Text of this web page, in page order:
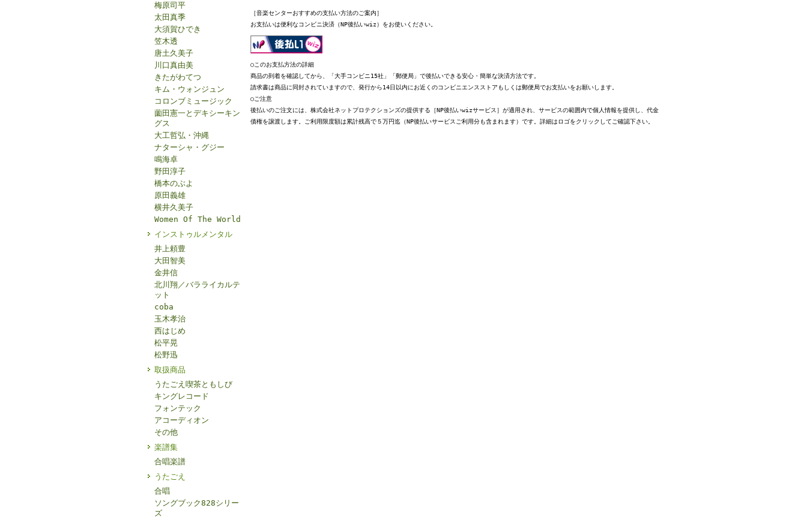
梅原司平
太田真季
大須賀ひでき
笠木透
唐土久美子
川口真由美
きたがわてつ
キム・ウォンジュン
コロンブミュージック
薗田憲一とデキシーキン
グス
大工哲弘・沖縄
ナターシャ・グジー
鳴海卓
野田淳子
橋本のぶよ
原田義雄
横井久美子
Women Of The World
インストゥルメンタル
井上頼豊
大田智美
金井信
北川翔／バラライカルテ
ット
coba
玉木孝治
西はじめ
松平晃
松野迅
取扱商品
うたごえ喫茶ともしび
キングレコード
フォンテック
アコーディオン
その他
楽譜集
合唱楽譜
うたごえ
合唱
ソングブック828シリー
ズ
［音楽センターおすすめの支払い方法のご案内］
お支払いは便利なコンビニ決済（NP後払いwiz）をお使いください。
○このお支払方法の詳細
商品の到着を確認してから、「大手コンビニ15社」「郵便局」で後払いできる安心・簡単な決済方法です。
請求書は商品に同封されていますので、発行から14日以内にお近くのコンビニエンスストアもしくは郵便局でお支払いをお願いします。
○ご注意
後払いのご注文には、株式会社ネットプロテクションズの提供する［NP後払いwizサービス］が適用され、サービスの範囲内で個人情報を提供し、代金
債権を譲渡します。ご利用限度額は累計残高で５万円迄（NP後払いサービスご利用分も含まれます）です。 詳細はロゴをクリックしてご確認下さい。